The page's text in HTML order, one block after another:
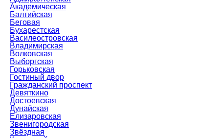
Академическая
Балтийская
Беговая
Бухарестская
Василеостровская
Владимирская
Волковская
Выборгская
Горьковская
Гостиный двор
Гражданский проспект
Девяткино
Достоевская
Дунайская
Елизаровская
Звенигородская
Звёздная